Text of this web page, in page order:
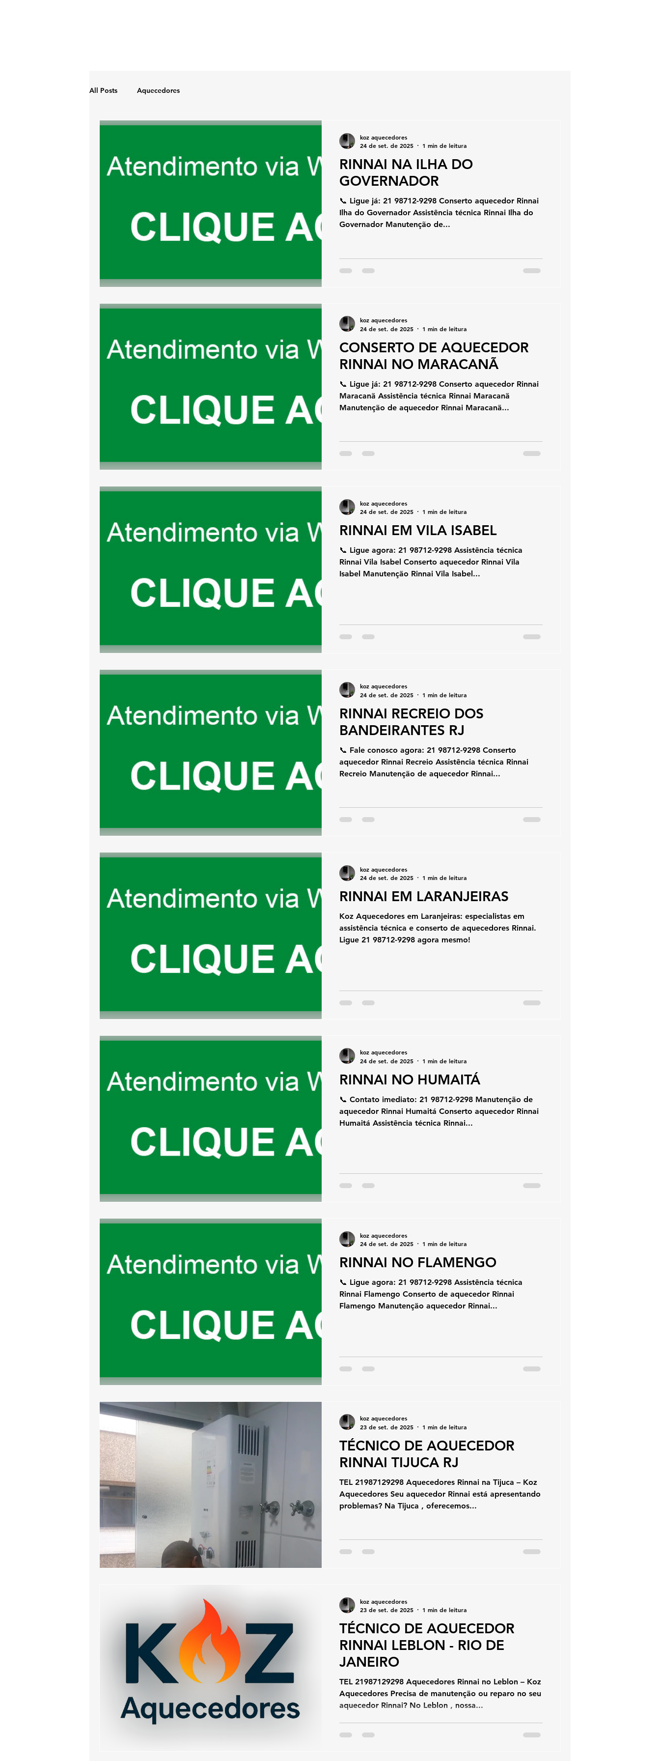
All Posts Aquecedores
RINNAI NA ILHA DO
GOVERNADOR
📞 Ligue já: 21 98712-9298 Conserto aquecedor Rinnai
Ilha do Governador Assistência técnica Rinnai Ilha do
Governador Manutenção de...
koz aquecedores
24 de set. de 2025
1 min de leitura
CONSERTO DE AQUECEDOR
RINNAI NO MARACANÃ
📞 Ligue já: 21 98712-9298 Conserto aquecedor Rinnai
Maracanã Assistência técnica Rinnai Maracanã
Manutenção de aquecedor Rinnai Maracanã...
koz aquecedores
24 de set. de 2025
1 min de leitura
RINNAI EM VILA ISABEL
📞 Ligue agora: 21 98712-9298 Assistência técnica
Rinnai Vila Isabel Conserto aquecedor Rinnai Vila
Isabel Manutenção Rinnai Vila Isabel...
koz aquecedores
24 de set. de 2025
1 min de leitura
RINNAI RECREIO DOS
BANDEIRANTES RJ
📞 Fale conosco agora: 21 98712-9298 Conserto
aquecedor Rinnai Recreio Assistência técnica Rinnai
Recreio Manutenção de aquecedor Rinnai...
koz aquecedores
24 de set. de 2025
1 min de leitura
RINNAI EM LARANJEIRAS
Koz Aquecedores em Laranjeiras: especialistas em
assistência técnica e conserto de aquecedores Rinnai.
Ligue 21 98712-9298 agora mesmo!
koz aquecedores
24 de set. de 2025
1 min de leitura
RINNAI NO HUMAITÁ
📞 Contato imediato: 21 98712-9298 Manutenção de
aquecedor Rinnai Humaitá Conserto aquecedor Rinnai
Humaitá Assistência técnica Rinnai...
koz aquecedores
24 de set. de 2025
1 min de leitura
RINNAI NO FLAMENGO
📞 Ligue agora: 21 98712-9298 Assistência técnica
Rinnai Flamengo Conserto de aquecedor Rinnai
Flamengo Manutenção aquecedor Rinnai...
koz aquecedores
24 de set. de 2025
1 min de leitura
TÉCNICO DE AQUECEDOR
RINNAI TIJUCA RJ
TEL 21987129298 Aquecedores Rinnai na Tijuca – Koz
Aquecedores Seu aquecedor Rinnai está apresentando
problemas? Na Tijuca , oferecemos...
koz aquecedores
23 de set. de 2025
1 min de leitura
TÉCNICO DE AQUECEDOR
RINNAI LEBLON - RIO DE
JANEIRO
TEL 21987129298 Aquecedores Rinnai no Leblon – Koz
Aquecedores Precisa de manutenção ou reparo no seu
aquecedor Rinnai? No Leblon , nossa...
koz aquecedores
23 de set. de 2025
1 min de leitura